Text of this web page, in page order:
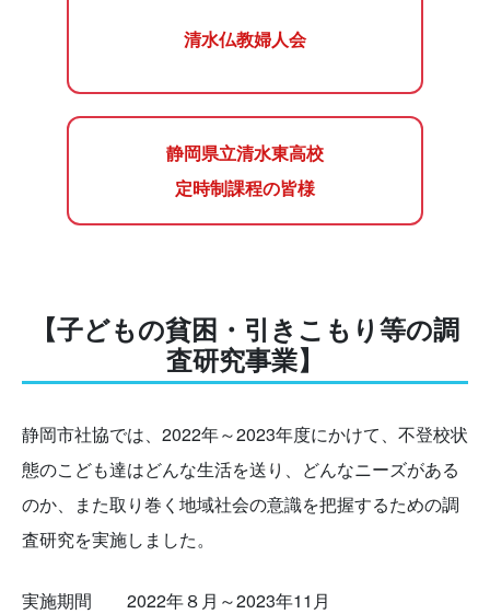
清水仏教婦人会
静岡県立清水東高校
定時制課程の皆様
【子どもの貧困・引きこもり等の調
査研究事業】
静岡市社協では、2022年～2023年度にかけて、不登校状
態のこども達はどんな生活を送り、どんなニーズがある
のか、また取り巻く地域社会の意識を把握するための調
査研究を実施しました。
実施期間 2022年８月～2023年11月